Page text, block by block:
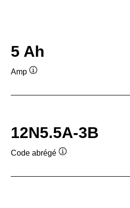
5 Ah
Amp
12N5.5A-3B
Code abrégé